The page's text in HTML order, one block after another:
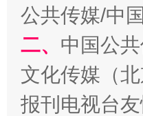
解纷+调解+退费，
公共传媒/中
二、 中国公
文化传媒（
报刊电视台